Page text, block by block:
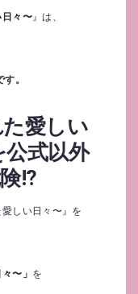
日々〜』は、
。
愛しい
公式以外
!?
しい日々〜』を
〜」 を